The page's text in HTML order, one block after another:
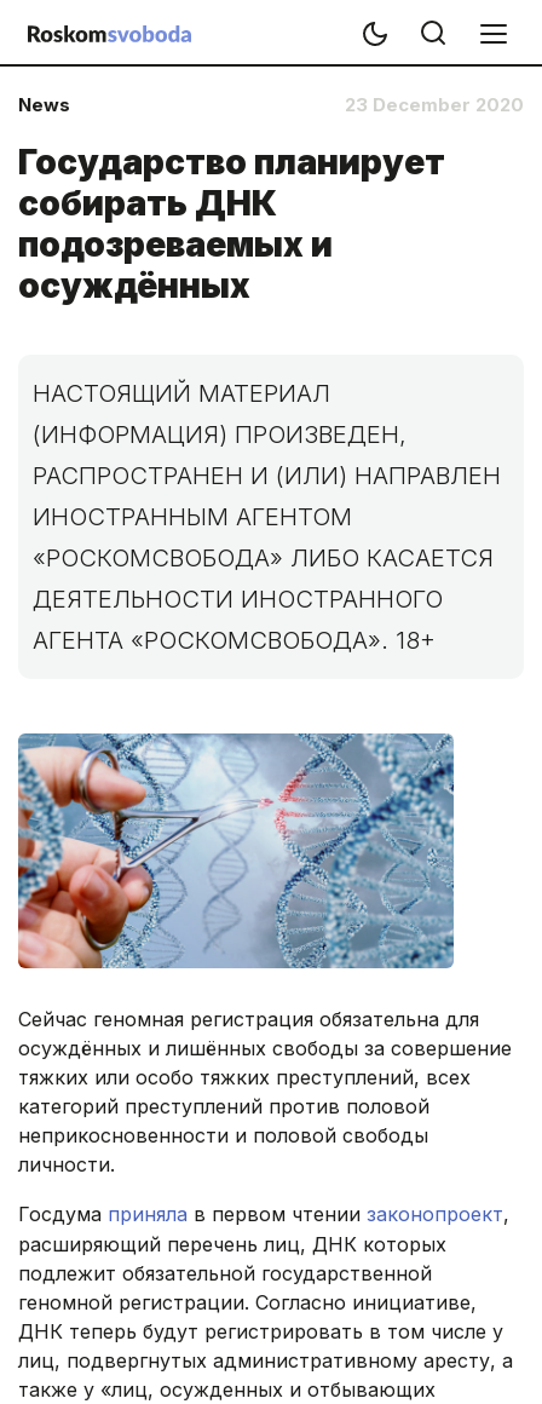
News 23 December 2020
Государство планирует
собирать ДНК
подозреваемых и
осуждённых
НАСТОЯЩИЙ МАТЕРИАЛ
(ИНФОРМАЦИЯ) ПРОИЗВЕДЕН,
РАСПРОСТРАНЕН И (ИЛИ) НАПРАВЛЕН
ИНОСТРАННЫМ АГЕНТОМ
«РОСКОМСВОБОДА» ЛИБО КАСАЕТСЯ
ДЕЯТЕЛЬНОСТИ ИНОСТРАННОГО
АГЕНТА «РОСКОМСВОБОДА». 18+
Сейчас геномная регистрация обязательна для
осуждённых и лишённых свободы за совершение
тяжких или особо тяжких преступлений, всех
категорий преступлений против половой
неприкосновенности и половой свободы
личности.
Госдума приняла в первом чтении законопроект,
расширяющий перечень лиц, ДНК которых
подлежит обязательной государственной
геномной регистрации. Согласно инициативе,
ДНК теперь будут регистрировать в том числе у
лиц, подвергнутых административному аресту, а
также у «лиц, осужденных и отбывающих